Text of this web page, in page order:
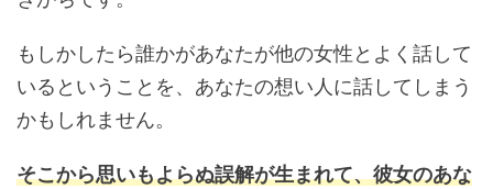
もしかしたら誰かがあなたが他の女性とよく話して
いるということを、あなたの想い人に話してしまう
かもしれません。
そこから思いもよらぬ誤解が生まれて、彼女のあな